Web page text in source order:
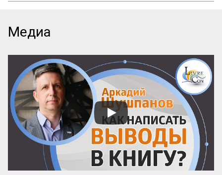
название! А ведь именно название, а
вовсе не содержание, приносит книге
успех! Кто думает иначе — пусть
проведет простой эксперимент: спросит
у кого угодно, какая книга более
знаменита: про черта в городе или про
джинна в деревне? Никто вам ничего
вразумительного не скажет. Но если
поставить вопрос иначе: какая книга
более знаменита: «‎Мастер и Маргарита»
или «...
Медиа